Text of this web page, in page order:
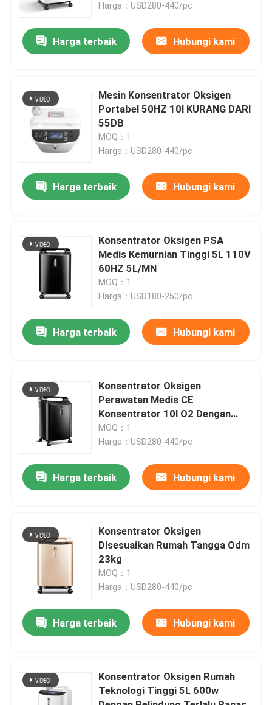
Produk
Tentang kami
Tur Pabrik
Hubungi kami
Berita
Dispenser Pita Listrik
Dispenser Pita Otomatis
Harga：USD280-440/pc
Harga terbaik Hubungi kami
Mesin Konsentrator Oksigen
Portabel 50HZ 10l KURANG DARI
55DB
MOQ：1
Harga：USD280-440/pc
Harga terbaik Hubungi kami
Konsentrator Oksigen PSA
Medis Kemurnian Tinggi 5L 110V
60HZ 5L/MN
MOQ：1
Harga：USD180-250/pc
Harga terbaik Hubungi kami
Konsentrator Oksigen
Perawatan Medis CE
Konsentrator 10l O2 Dengan
Aliran Ganda
MOQ：1
Harga：USD280-440/pc
Harga terbaik Hubungi kami
Konsentrator Oksigen
Disesuaikan Rumah Tangga Odm
23kg
MOQ：1
Harga：USD280-440/pc
Harga terbaik Hubungi kami
Konsentrator Oksigen Rumah
Teknologi Tinggi 5L 600w